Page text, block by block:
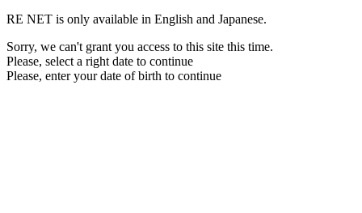
RE NET is only available in English and Japanese.
Sorry, we can't grant you access to this site this time.
Please, select a right date to continue
Please, enter your date of birth to continue